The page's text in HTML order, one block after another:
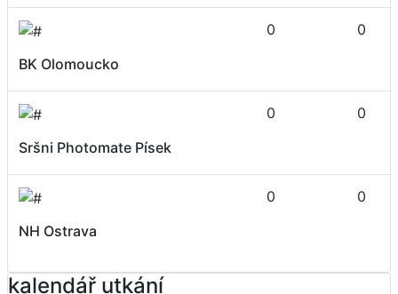
BK Olomoucko
0 0
Sršni Photomate Písek
0 0
NH Ostrava
0 0
kalendář utkání